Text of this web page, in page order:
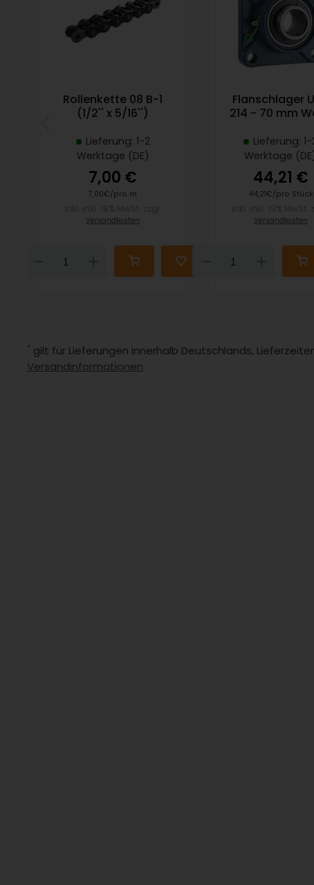
Rollenkette 08 B-1
(1/2'' x 5/16'')
Lieferung: 1-2
Werktage (DE)
7,00 €
7,00€/pro m
Versandkosten
Down
Flanschlager
214 - 70 mm
Lieferung: 1-
Werktage
44,21 €
44,21€/pro Stück
Versandkosten
Down
* gilt für Lieferungen innerhalb Deutschlands,
Versandinformationen